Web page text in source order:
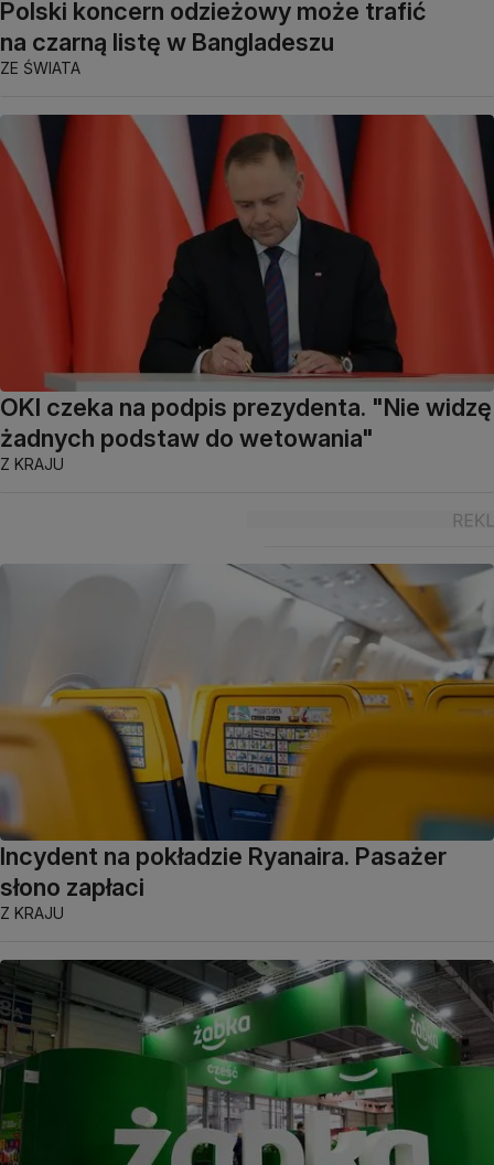
Polski koncern odzieżowy może trafić
na czarną listę w Bangladeszu
ZE ŚWIATA
OKI czeka na podpis prezydenta. "Nie widzę
żadnych podstaw do wetowania"
Z KRAJU
Incydent na pokładzie Ryanaira. Pasażer
słono zapłaci
Z KRAJU